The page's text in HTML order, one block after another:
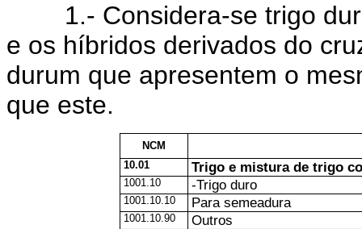
1.- Considera-se trigo
e os híbridos derivados do
durum que apresentem o
que este.
NCM
10.01
Trigo e mistura de trigo
1001.10 -Trigo duro
1001.10.10 Para semeadura
1001.10.90 Outros